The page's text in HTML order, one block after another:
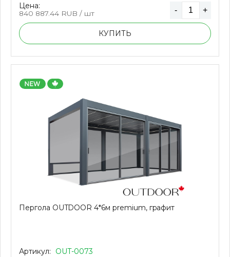
Цена:
840 887.44 RUB / шт - +
КУПИТЬ
Пергола OUTDOOR 4*6м premium, графит
Артикул: OUT-0073